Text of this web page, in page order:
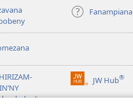
Fanampiana
JW Hub®
(manokatra
rohy)